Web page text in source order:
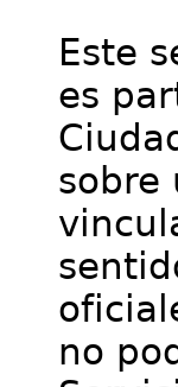
Este
es
sobre
no